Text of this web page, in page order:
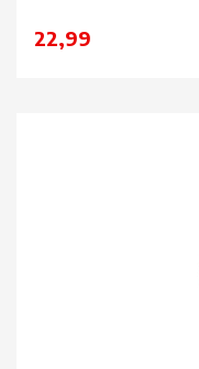
22,99